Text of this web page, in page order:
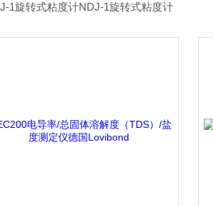
1旋转式粘度计NDJ-1旋转式粘度计